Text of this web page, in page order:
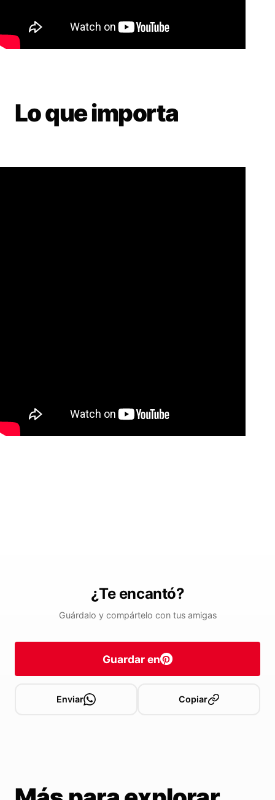
Lo que importa
¿Te encantó?
Guárdalo y compártelo con tus amigas
Guardar en
Enviar Copiar